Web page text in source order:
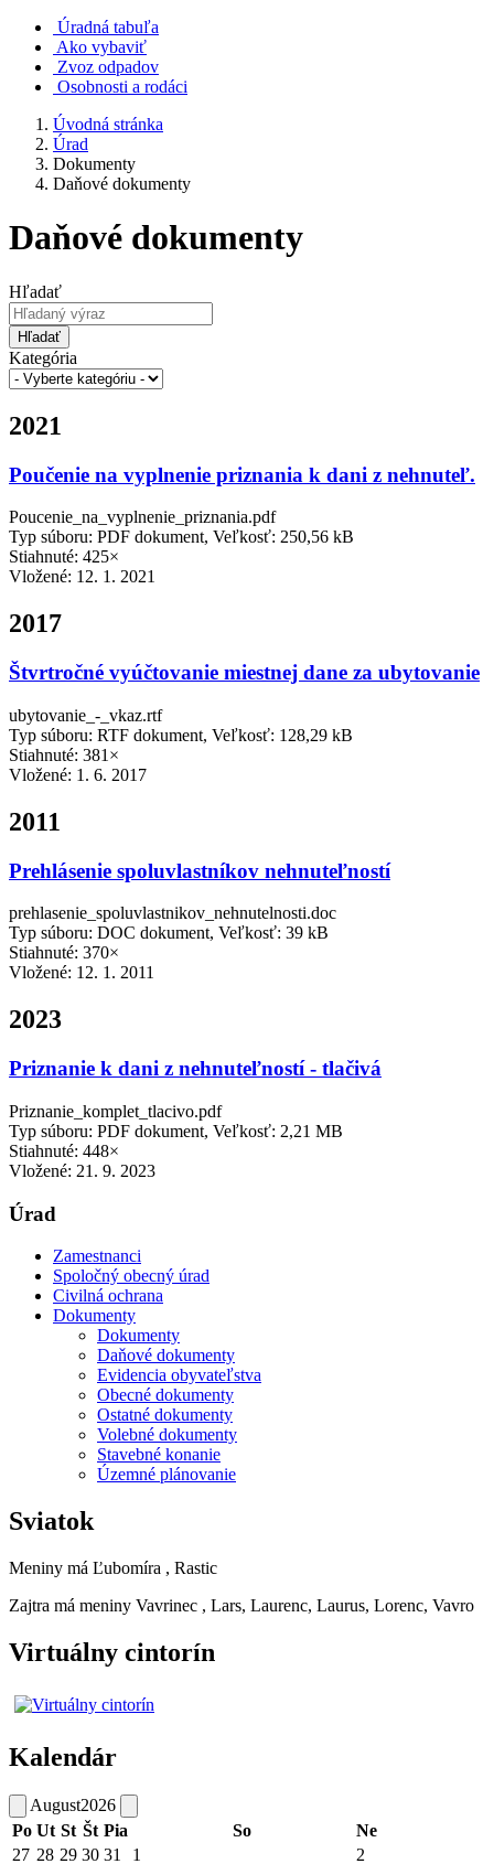
Úradná tabuľa
Ako vybaviť
Zvoz odpadov
Osobnosti a rodáci
Úvodná stránka
Úrad
Dokumenty
Daňové dokumenty
Daňové dokumenty
Hľadať
Hľadať
Kategória
2021
Poučenie na vyplnenie priznania k dani z nehnuteľ.
Poucenie_na_vyplnenie_priznania.pdf
Typ súboru: PDF dokument, Veľkosť: 250,56 kB
Stiahnuté: 425×
Vložené: 12. 1. 2021
2017
Štvrtročné vyúčtovanie miestnej dane za ubytovanie
ubytovanie_-_vkaz.rtf
Typ súboru: RTF dokument, Veľkosť: 128,29 kB
Stiahnuté: 381×
Vložené: 1. 6. 2017
2011
Prehlásenie spoluvlastníkov nehnuteľností
prehlasenie_spoluvlastnikov_nehnutelnosti.doc
Typ súboru: DOC dokument, Veľkosť: 39 kB
Stiahnuté: 370×
Vložené: 12. 1. 2011
2023
Priznanie k dani z nehnuteľností - tlačivá
Priznanie_komplet_tlacivo.pdf
Typ súboru: PDF dokument, Veľkosť: 2,21 MB
Stiahnuté: 448×
Vložené: 21. 9. 2023
Úrad
Zamestnanci
Spoločný obecný úrad
Civilná ochrana
Dokumenty
Dokumenty
Daňové dokumenty
Evidencia obyvateľstva
Obecné dokumenty
Ostatné dokumenty
Volebné dokumenty
Stavebné konanie
Územné plánovanie
Sviatok
Meniny má Ľubomíra , Rastic
Zajtra má meniny Vavrinec , Lars, Laurenc, Laurus, Lorenc, Vavro
Virtuálny cintorín
Kalendár
August2026
Po Ut St Št Pia So
Ne
27 28 29 30 31 1 2